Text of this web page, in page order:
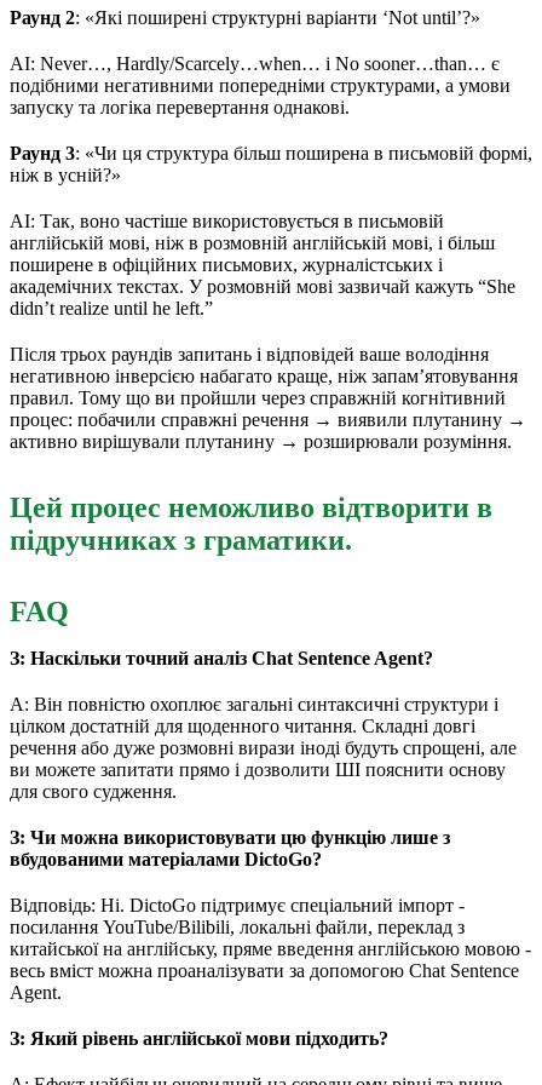
Раунд 2: «Які поширені структурні варіанти ‘Not until’?»
AI: Never…, Hardly/Scarcely…when… і No sooner…than… є
подібними негативними попередніми структурами, а умови
запуску та логіка перевертання однакові.
Раунд 3: «Чи ця структура більш поширена в письмовій формі,
ніж в усній?»
AI: Так, воно частіше використовується в письмовій
англійській мові, ніж в розмовній англійській мові, і більш
поширене в офіційних письмових, журналістських і
академічних текстах. У розмовній мові зазвичай кажуть “She
didn’t realize until he left.”
Після трьох раундів запитань і відповідей ваше володіння
негативною інверсією набагато краще, ніж запам’ятовування
правил. Тому що ви пройшли через справжній когнітивний
процес: побачили справжні речення → виявили плутанину →
активно вирішували плутанину → розширювали розуміння.
Цей процес неможливо відтворити в
підручниках з граматики.
FAQ
З: Наскільки точний аналіз Chat Sentence Agent?
A: Він повністю охоплює загальні синтаксичні структури і
цілком достатній для щоденного читання. Складні довгі
речення або дуже розмовні вирази іноді будуть спрощені, але
ви можете запитати прямо і дозволити ШІ пояснити основу
для свого судження.
З: Чи можна використовувати цю функцію лише з
вбудованими матеріалами DictoGo?
Відповідь: Ні. DictoGo підтримує спеціальний імпорт -
посилання YouTube/Bilibili, локальні файли, переклад з
китайської на англійську, пряме введення англійською мовою -
весь вміст можна проаналізувати за допомогою Chat Sentence
Agent.
З: Який рівень англійської мови підходить?